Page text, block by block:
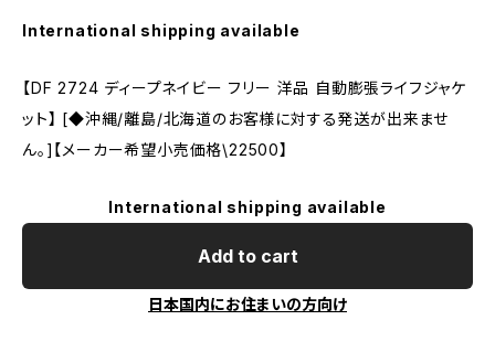
International shipping available
【DF 2724 ディープネイビー フリー 洋品 自動膨張ライフジャケ
ット】 [◆沖縄/離島/北海道のお客様に対する発送が出来ませ
ん。]【メーカー希望小売価格\22500】
International shipping available
Add to cart
日本国内にお住まいの方向け